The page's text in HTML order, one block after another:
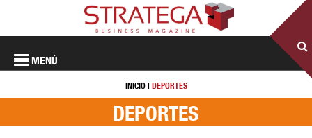
MENÚ
INICIO| DEPORTES
DEPORTES